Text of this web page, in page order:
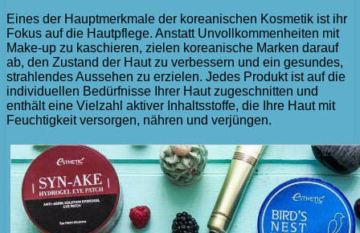
Eines der Hauptmerkmale der koreanischen Kosmetik ist ihr
Fokus auf die Hautpflege. Anstatt Unvollkommenheiten mit
Make-up zu kaschieren, zielen koreanische Marken darauf
ab, den Zustand der Haut zu verbessern und ein gesundes,
strahlendes Aussehen zu erzielen. Jedes Produkt ist auf die
individuellen Bedürfnisse Ihrer Haut zugeschnitten und
enthält eine Vielzahl aktiver Inhaltsstoffe, die Ihre Haut mit
Feuchtigkeit versorgen, nähren und verjüngen.